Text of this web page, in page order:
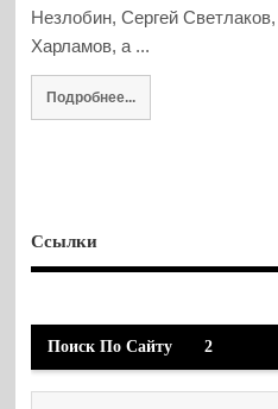
Незлобин, Сергей
Харламов, а ...
Подробнее...
Ссылки
Поиск По Сайту 2